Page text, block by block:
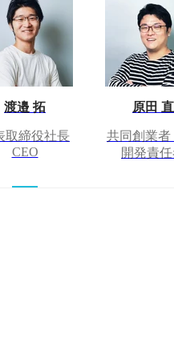
渡邉 拓
取締役社長
CEO
原田 直
共同創業者
開発責